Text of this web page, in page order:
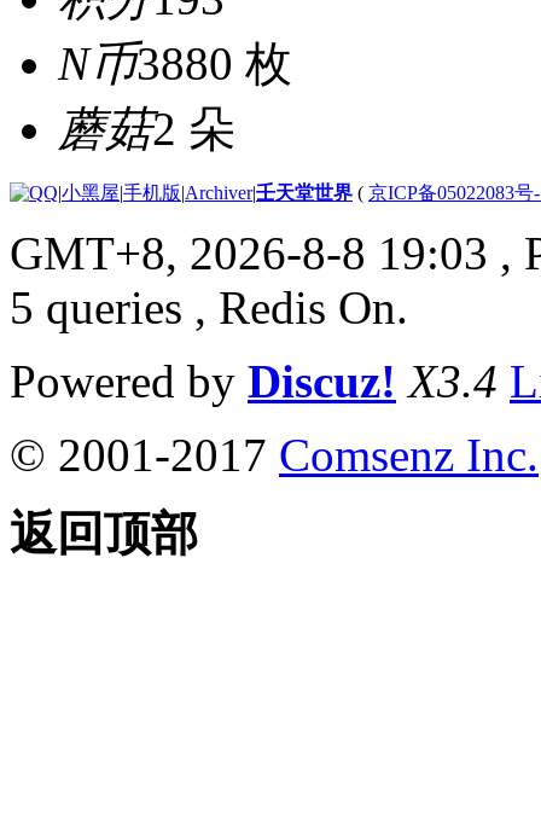
N币3880 枚
蘑菇2 朵
|小黑屋|手机版|Archiver|壬天堂世界 ( 京ICP备05022083号
GMT+8, 2026-8-8 19:03 ,
5 queries , Redis On.
Powered by Discuz! X3.4
© 2001-2017 Comsenz Inc.
返回顶部